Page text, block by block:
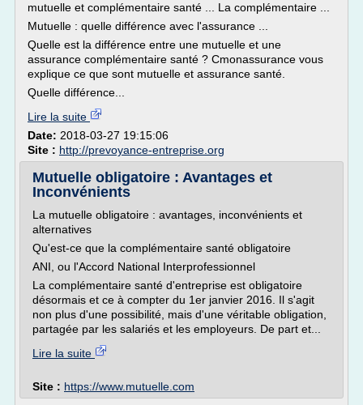
mutuelle et complémentaire santé ... La complémentaire ...
Mutuelle : quelle différence avec l'assurance ...
Quelle est la différence entre une mutuelle et une
assurance complémentaire santé ? Cmonassurance vous
explique ce que sont mutuelle et assurance santé.
Quelle différence...
Lire la suite
Date: 2018-03-27 19:15:06
Site : http://prevoyance-entreprise.org
Mutuelle obligatoire : Avantages et
Inconvénients
La mutuelle obligatoire : avantages, inconvénients et
alternatives
Qu'est-ce que la complémentaire santé obligatoire
ANI, ou l'Accord National Interprofessionnel
La complémentaire santé d'entreprise est obligatoire
désormais et ce à compter du 1er janvier 2016. Il s'agit
non plus d'une possibilité, mais d'une véritable obligation,
partagée par les salariés et les employeurs. De part et...
Lire la suite
Site : https://www.mutuelle.com